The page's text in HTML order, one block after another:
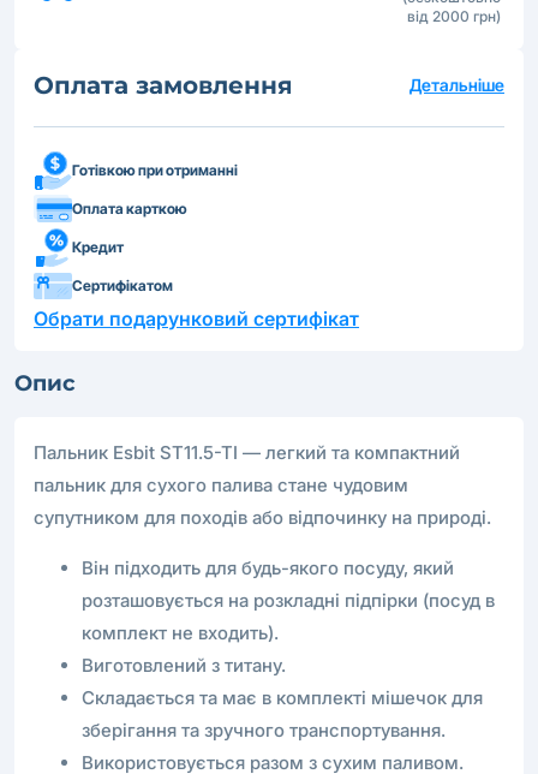
від 2000 грн)
Оплата замовлення Детальніше
Готівкою при отриманні
Оплата карткою
Кредит
Сертифікатом
Обрати подарунковий сертифікат
Опис
Пальник Esbit ST11.5-TI — легкий та компактний
пальник для сухого палива стане чудовим
супутником для походів або відпочинку на природі.
Він підходить для будь-якого посуду, який
розташовується на розкладні підпірки (посуд в
комплект не входить).
Виготовлений з титану.
Складається та має в комплекті мішечок для
зберігання та зручного транспортування.
Використовується разом з сухим паливом.